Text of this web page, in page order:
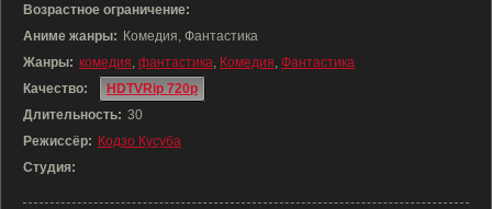
Возрастное ограничение:
Аниме жанры: Комедия, Фантастика
Жанры: комедия, фантастика, Комедия, Фантастика
Качество:
HDTVRip 720p
Длительность: 30
Режиссёр: Кодзо Кусуба
Студия: